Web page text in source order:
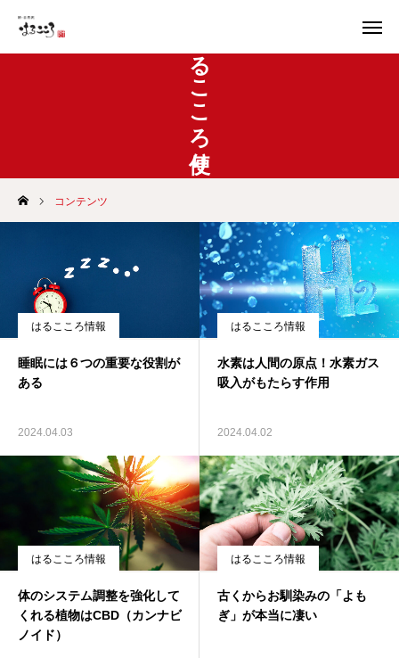
はるこころ便り
コンテンツ
はるこころ情報
睡眠には６つの重要な役割が
ある
2024.04.03
はるこころ情報
水素は人間の原点！水素ガス
吸入がもたらす作用
2024.04.02
はるこころ情報
体のシステム調整を強化して
くれる植物はCBD（カンナビ
ノイド）
はるこころ情報
古くからお馴染みの「よも
ぎ」が本当に凄い
代表ご挨拶
お知らせ
お問い合わせ